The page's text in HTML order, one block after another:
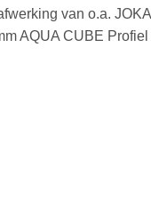
van o.a. JOKA
AQUA CUBE Profiel